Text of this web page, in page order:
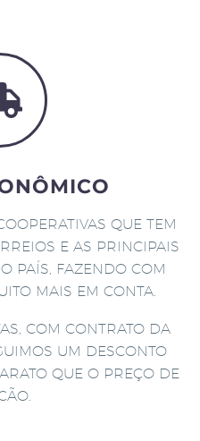
QUE TEM
E AS PRINCIPAIS
PAÍS, FAZENDO COM
MAIS EM CONTA.
COM CONTRATO DA
UM DESCONTO
QUE O PREÇO DE